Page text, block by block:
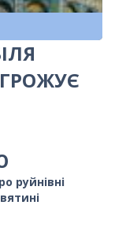
руйнівні